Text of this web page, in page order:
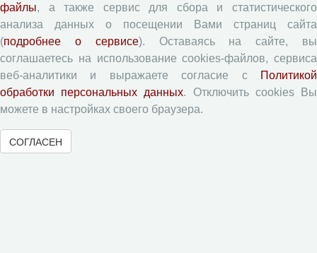
Форма рецензии
Журналы ВолНЦ РАН
Экономические и социальные перемены
Проблемы развития территории
Вопросы территориального развития
файлы, а также сервис для сбора и статистического
анализа данных о посещении Вами страниц сайта
(подробнее о сервисе). Оставаясь на сайте, вы
соглашаетесь на использование cookies-файлов, сервиса
веб-аналитики и выражаете согласие с
Политикой
обработки персональных данных. Отключить cookies Вы
можете в настройках своего браузера.
СОГЛАСЕН